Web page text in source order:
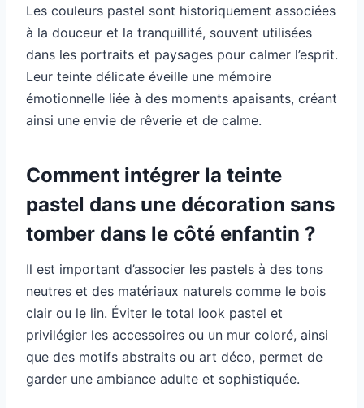
Les couleurs pastel sont historiquement associées
à la douceur et la tranquillité, souvent utilisées
dans les portraits et paysages pour calmer l’esprit.
Leur teinte délicate éveille une mémoire
émotionnelle liée à des moments apaisants, créant
ainsi une envie de rêverie et de calme.
Comment intégrer la teinte
pastel dans une décoration sans
tomber dans le côté enfantin ?
Il est important d’associer les pastels à des tons
neutres et des matériaux naturels comme le bois
clair ou le lin. Éviter le total look pastel et
privilégier les accessoires ou un mur coloré, ainsi
que des motifs abstraits ou art déco, permet de
garder une ambiance adulte et sophistiquée.